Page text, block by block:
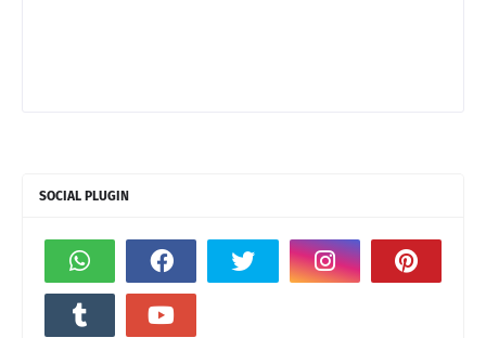
SOCIAL PLUGIN